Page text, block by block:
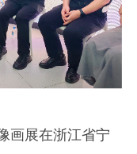
画展在浙江省宁